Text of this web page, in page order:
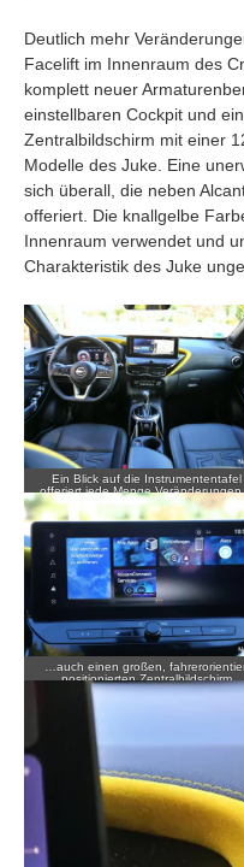
Deutlich mehr
Facelift im Innenraum des
komplett neuer
einstellbaren Cockpit und
Zentralbildschirm mit einer
Modelle des Juke. Eine
sich überall, die neben
offeriert. Die knallgelbe
Innenraum verwendet und
Charakteristik des Juke
Ein Blick auf die Instrumententafel
offeriert jede Menge
…auch einen großen,
positionierten Zentralbildschirm
offenbaren.